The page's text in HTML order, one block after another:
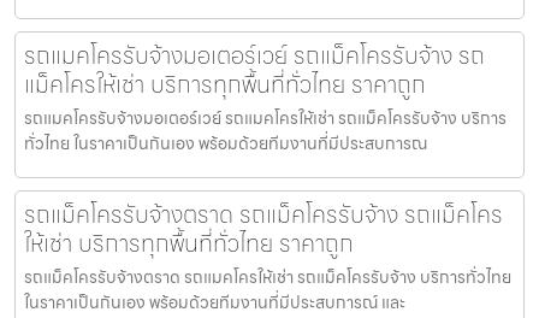
รถแมคโครรับจ้างมอเตอร์เวย์ รถแม็คโครรับจ้าง รถ
แม็คโครให้เช่า บริการทุกพื้นที่ทั่วไทย ราคาถูก
รถแมคโครรับจ้างมอเตอร์เวย์ รถแมคโครให้เช่า รถแม็คโครรับจ้าง บริการ
ทั่วไทย ในราคาเป็นกันเอง พร้อมด้วยทีมงานที่มีประสบการณ
รถแม็คโครรับจ้างตราด รถแม็คโครรับจ้าง รถแม็คโคร
ให้เช่า บริการทุกพื้นที่ทั่วไทย ราคาถูก
รถแม็คโครรับจ้างตราด รถแมคโครให้เช่า รถแม็คโครรับจ้าง บริการทั่วไทย
ในราคาเป็นกันเอง พร้อมด้วยทีมงานที่มีประสบการณ์ และ